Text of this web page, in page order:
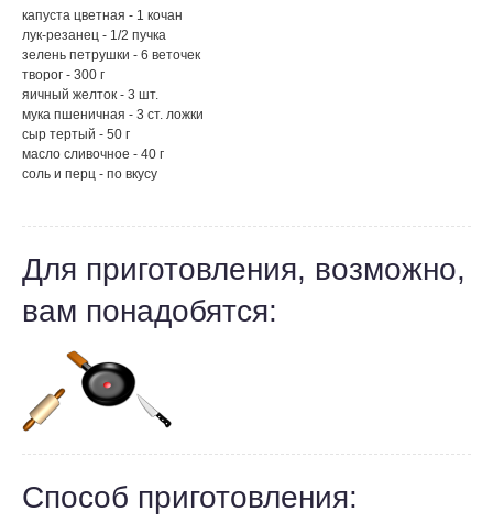
капуста цветная - 1 кочан
лук-резанец - 1/2 пучка
зелень петрушки - 6 веточек
творог - 300 г
яичный желток - 3 шт.
мука пшеничная - 3 ст. ложки
сыр тертый - 50 г
масло сливочное - 40 г
соль и перц - по вкусу
Для приготовления, возможно,
вам понадобятся:
Способ приготовления: